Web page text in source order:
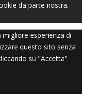
da parte nostra.
esperienza di
questo sito senza
su "Accetta"